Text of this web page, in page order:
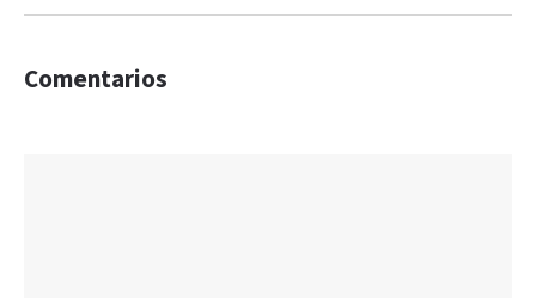
Comentarios